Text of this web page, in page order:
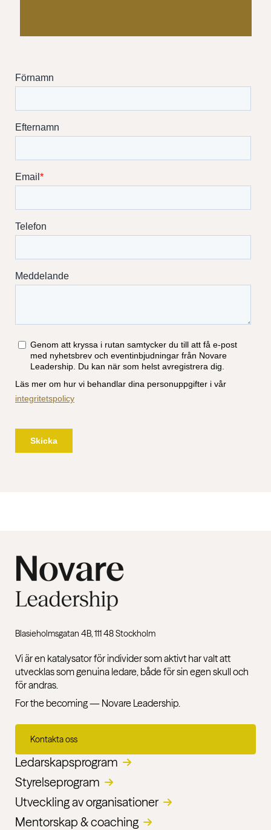
Blasieholmsgatan 4B, 111 48 Stockholm
Vi är en katalysator för individer som aktivt har valt att
utvecklas som genuina ledare, både för sin egen skull och
för andras.
For the becoming — Novare Leadership.
Kontakta oss
Ledarskapsprogram
Styrelseprogram
Utveckling av organisationer​
Mentorskap & coaching